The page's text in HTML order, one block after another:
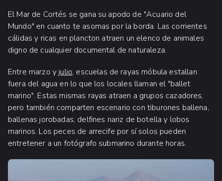
El Mar de Cortés se gana su apodo de "Acuario del
Mundo" en cuanto te asomas por la borda. Las corrientes
cálidas y ricas en plancton atraen un elenco de animales
digno de cualquier documental de naturaleza.
Entre marzo y julio, escuelas de rayas móbula estallan
fuera del agua en lo que los locales llaman el "ballet
marino". Estas mismas rayas atraen a grupos cazadores,
pero también comparten escenario con tiburones ballena,
ballenas jorobadas, delfines nariz de botella y lobos
marinos. Los peces de arrecife por sí solos pueden
entretener a un fotógrafo submarino durante horas.